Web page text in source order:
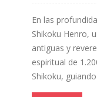
En las
Shikoku Henro,
antiguas y
espiritual de
Shikoku,